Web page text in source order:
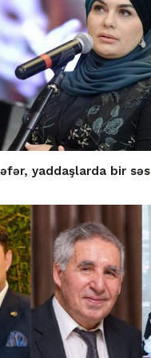
yaddaşlarda bir səs